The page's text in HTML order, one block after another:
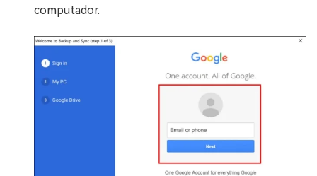
computador.